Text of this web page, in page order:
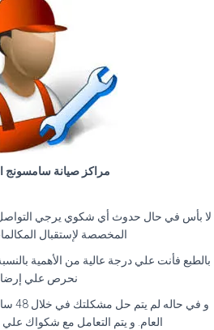
مراكز صيانة سامسونج
لا بأس في حال حدوث أي شكوي يرجي
المخصصة لإستقبال
بالطبع فأنت علي درجة عالية من الأهمية
نحرص علي
و في
العام. و يتم التعامل مع شكواك